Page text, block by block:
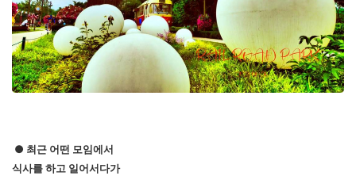
● 최근 어떤 모임에서
식사를 하고 일어서다가